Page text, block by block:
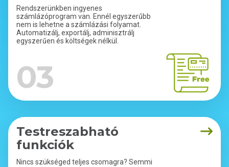
Rendszerünkben ingyenes
számlázóprogram van. Ennél egyszerűbb
nem is lehetne a számlázási folyamat.
Automatizálj, exportálj, adminisztrálj
egyszerűen és költségek nélkül.
03
Testreszabható
funkciók
Nincs szükséged teljes csomagra? Semmi